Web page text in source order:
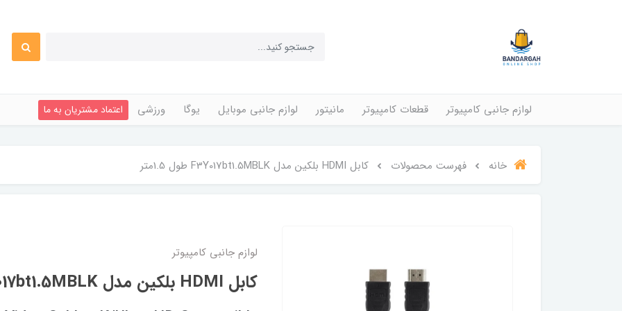
لوازم جانبی کامپیوتر قطعات کامپیوتر مانیتور لوازم جانبی موبایل یوگا ورزشی اعتماد مشتریان به ما
خانه فهرست محصولات کابل HDMI بلکین مدل F3Y017bt1.5MBLK طول 1.5متر
لوازم جانبی کامپیوتر
کابل HDMI بلکین مدل F3Y017bt1.5MBLK طول 1.5متر